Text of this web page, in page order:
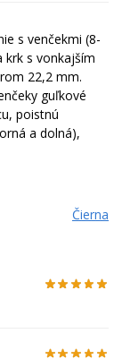
s venčekmi (8-
krk s vonkajším
22,2 mm.
guľkové
poistnú
a dolná),
Čierna